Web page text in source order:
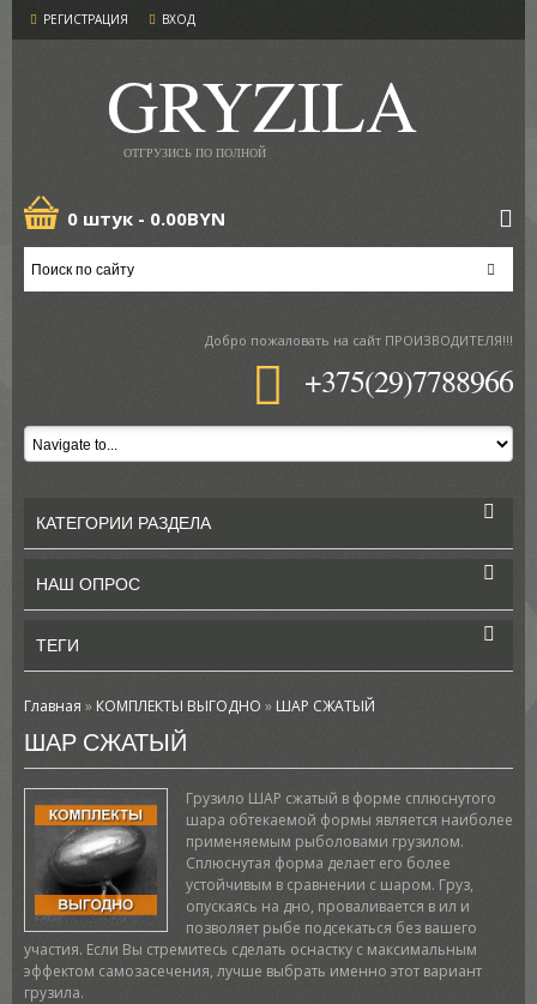
РЕГИСТРАЦИЯ ВХОД
GRYZILA
ОТГРУЗИСЬ ПО ПОЛНОЙ
0 штук - 0.00BYN
Добро пожаловать на сайт ПРОИЗВОДИТЕЛЯ!!!
+375(29)7788966
КАТЕГОРИИ РАЗДЕЛА
НАШ ОПРОС
ТЕГИ
Главная » КОМПЛЕКТЫ ВЫГОДНО » ШАР СЖАТЫЙ
ШАР СЖАТЫЙ
Грузило ШАР сжатый в форме сплюснутого
шара обтекаемой формы является наиболее
применяемым рыболовами грузилом.
Сплюснутая форма делает его более
устойчивым в сравнении с шаром. Груз,
опускаясь на дно, проваливается в ил и
позволяет рыбе подсекаться без вашего
участия. Если Вы стремитесь сделать оснастку с максимальным
эффектом самозасечения, лучше выбрать именно этот вариант
грузила.